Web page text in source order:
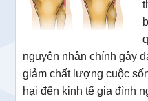
nguyên nhân chính gây
giảm chất lượng cuộc
hại đến kinh tế gia đình